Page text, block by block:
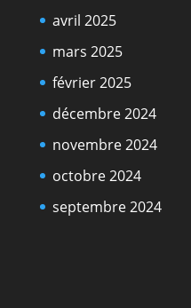
avril 2025
mars 2025
février 2025
décembre 2024
novembre 2024
octobre 2024
septembre 2024